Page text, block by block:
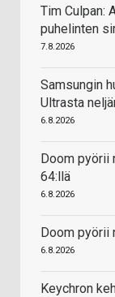
Tim Culpan:
puhelinten
7.8.2026
Samsungin
Ultrasta
6.8.2026
Doom pyörii
64:llä
6.8.2026
Doom pyörii
6.8.2026
Keychron